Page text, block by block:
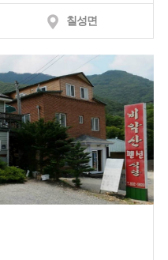
칠성면